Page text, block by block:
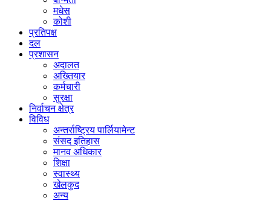
मधेस
कोशी
प्रतिपक्ष
दल
प्रशासन
अदालत
अख्तियार
कर्मचारी
सुरक्षा
निर्वाचन क्षेत्र
विविध
अन्तर्राष्ट्रिय पार्लियामेन्ट
संसद इतिहास
मानव अधिकार
शिक्षा
स्वास्थ्य
खेलकुद
अन्य